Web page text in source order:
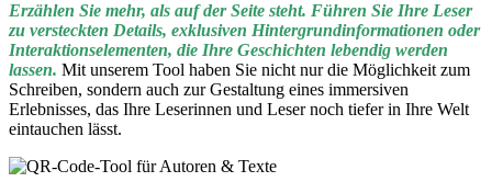
Erzählen Sie mehr, als auf der Seite steht. Führen Sie Ihre Leser
zu versteckten Details, exklusiven Hintergrundinformationen oder
Interaktionselementen, die Ihre Geschichten lebendig werden
lassen. Mit unserem Tool haben Sie nicht nur die Möglichkeit zum
Schreiben, sondern auch zur Gestaltung eines immersiven
Erlebnisses, das Ihre Leserinnen und Leser noch tiefer in Ihre Welt
eintauchen lässt.